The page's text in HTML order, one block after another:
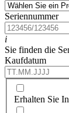
Seriennummer
i
Sie finden die
Kaufdatum
Erhalten Sie